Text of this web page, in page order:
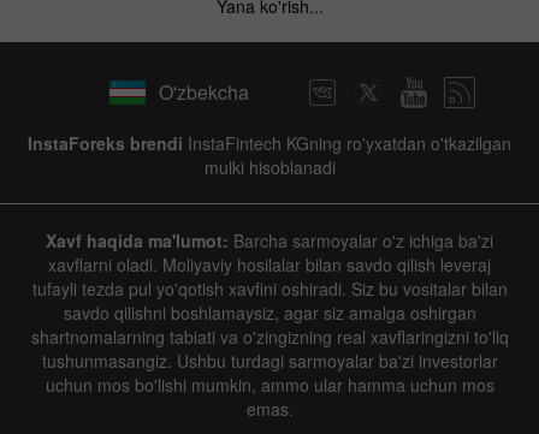
Yana ko'rish...
O'zbekcha
InstaForeks brendi InstaFintech KGning ro'yxatdan o'tkazilgan
mulki hisoblanadi
Xavf haqida ma'lumot: Barcha sarmoyalar o'z ichiga ba'zi
xavflarni oladi. Moliyaviy hosilalar bilan savdo qilish leveraj
tufayli tezda pul yo'qotish xavfini oshiradi. Siz bu vositalar bilan
savdo qilishni boshlamaysiz, agar siz amalga oshirgan
shartnomalarning tabiati va o'zingizning real xavflaringizni to'liq
tushunmasangiz. Ushbu turdagi sarmoyalar ba'zi investorlar
uchun mos bo'lishi mumkin, ammo ular hamma uchun mos
emas.